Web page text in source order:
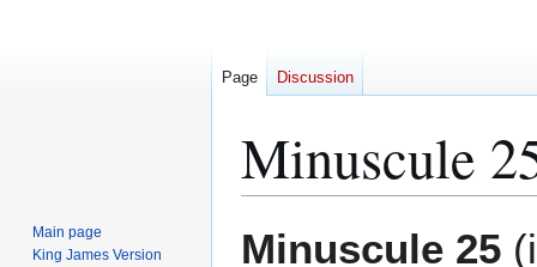
Minuscule
toto
Minuscule 25
Page Discussion
Main page
King James Version